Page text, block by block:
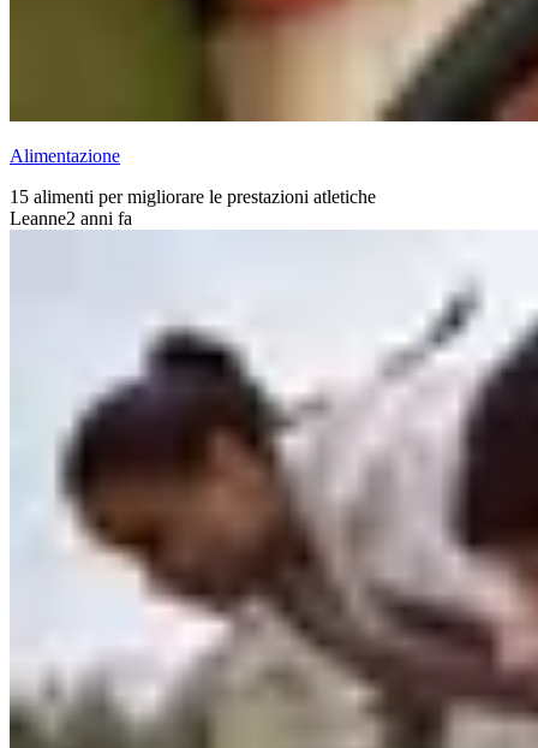
Alimentazione
15 alimenti per migliorare le prestazioni atletiche
Leanne2 anni fa